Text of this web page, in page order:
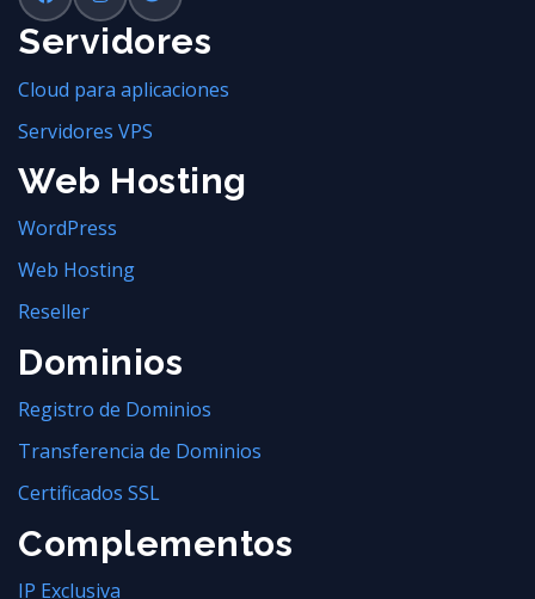
Servidores
Cloud para aplicaciones
Servidores VPS
Web Hosting
WordPress
Web Hosting
Reseller
Dominios
Registro de Dominios
Transferencia de Dominios
Certificados SSL
Complementos
IP Exclusiva